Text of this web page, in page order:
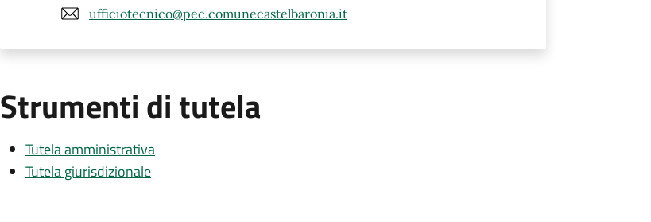
ufficiotecnico@pec.comunecastelbaronia.it
Strumenti di tutela
Tutela amministrativa
Tutela giurisdizionale